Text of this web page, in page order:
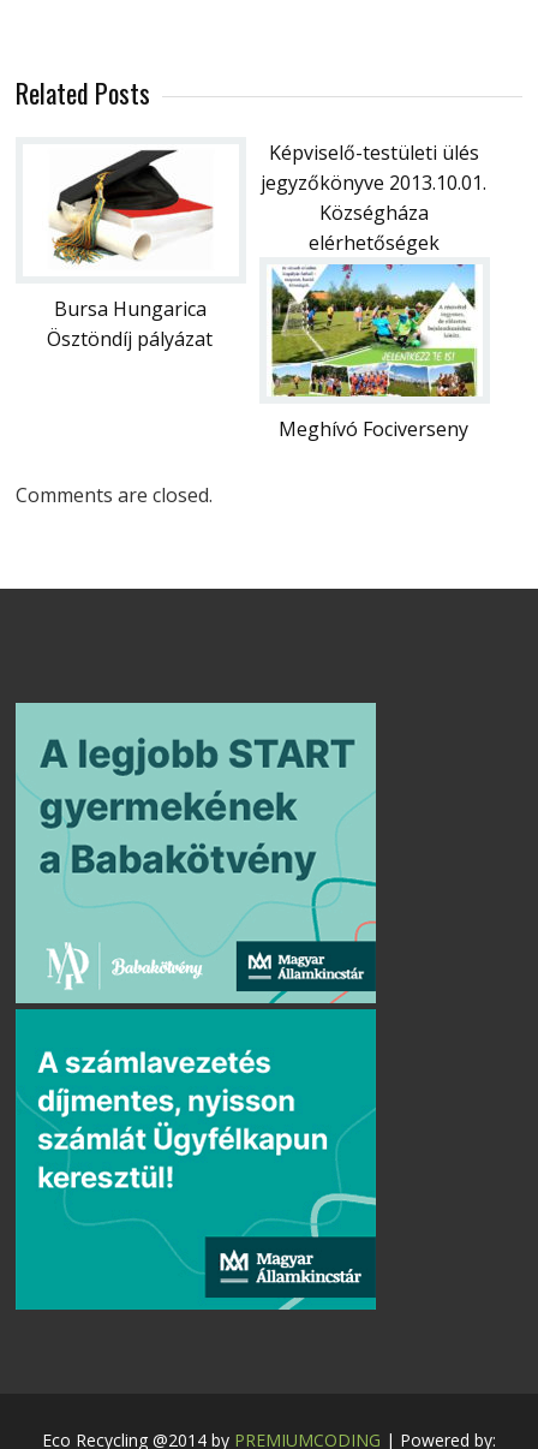
Related Posts
Bursa Hungarica
Ösztöndíj pályázat
Képviselő-testületi ülés
jegyzőkönyve 2013.10.01.
Községháza
elérhetőségek
Meghívó Fociverseny
Comments are closed.
Eco Recycling @2014 by PREMIUMCODING | Powered by: